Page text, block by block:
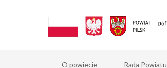
O powiecie Rada Powiatu